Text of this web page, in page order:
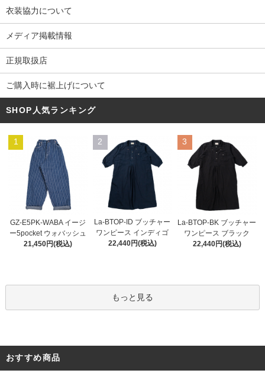
衣装協力について
メディア掲載情報
正規取扱店
ご購入時に裾上げについて
SHOP人気ランキング
1
GZ-E5PK-WABA イージ
ー5pocket ウォバッシュ
21,450円(税込)
2
La-BTOP-ID ブッチャー
ワンピース インディゴ
22,440円(税込)
3
La-BTOP-BK ブッチャー
ワンピース ブラック
22,440円(税込)
もっと見る
おすすめ商品